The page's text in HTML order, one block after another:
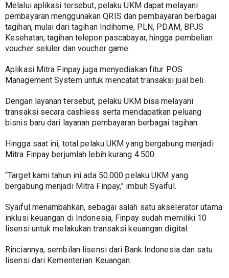
Melalui aplikasi tersebut, pelaku UKM dapat melayani
pembayaran menggunakan QRIS dan pembayaran berbagai
tagihan, mulai dari tagihan Indihome, PLN, PDAM, BPJS
Kesehatan, tagihan telepon pascabayar, hingga pembelian
voucher seluler dan voucher game.
Aplikasi Mitra Finpay juga menyediakan fitur POS
Management System untuk mencatat transaksi jual beli.
Dengan layanan tersebut, pelaku UKM bisa melayani
transaksi secara cashless serta mendapatkan peluang
bisnis baru dari layanan pembayaran berbagai tagihan.
Hingga saat ini, total pelaku UKM yang bergabung menjadi
Mitra Finpay berjumlah lebih kurang 4.500.
“Target kami tahun ini ada 50.000 pelaku UKM yang
bergabung menjadi Mitra Finpay,” imbuh Syaiful.
Syaiful menambahkan, sebagai salah satu akselerator utama
inklusi keuangan di Indonesia, Finpay sudah memiliki 10
lisensi untuk melakukan transaksi keuangan digital.
Rinciannya, sembilan lisensi dari Bank Indonesia dan satu
lisensi dari Kementerian Keuangan.